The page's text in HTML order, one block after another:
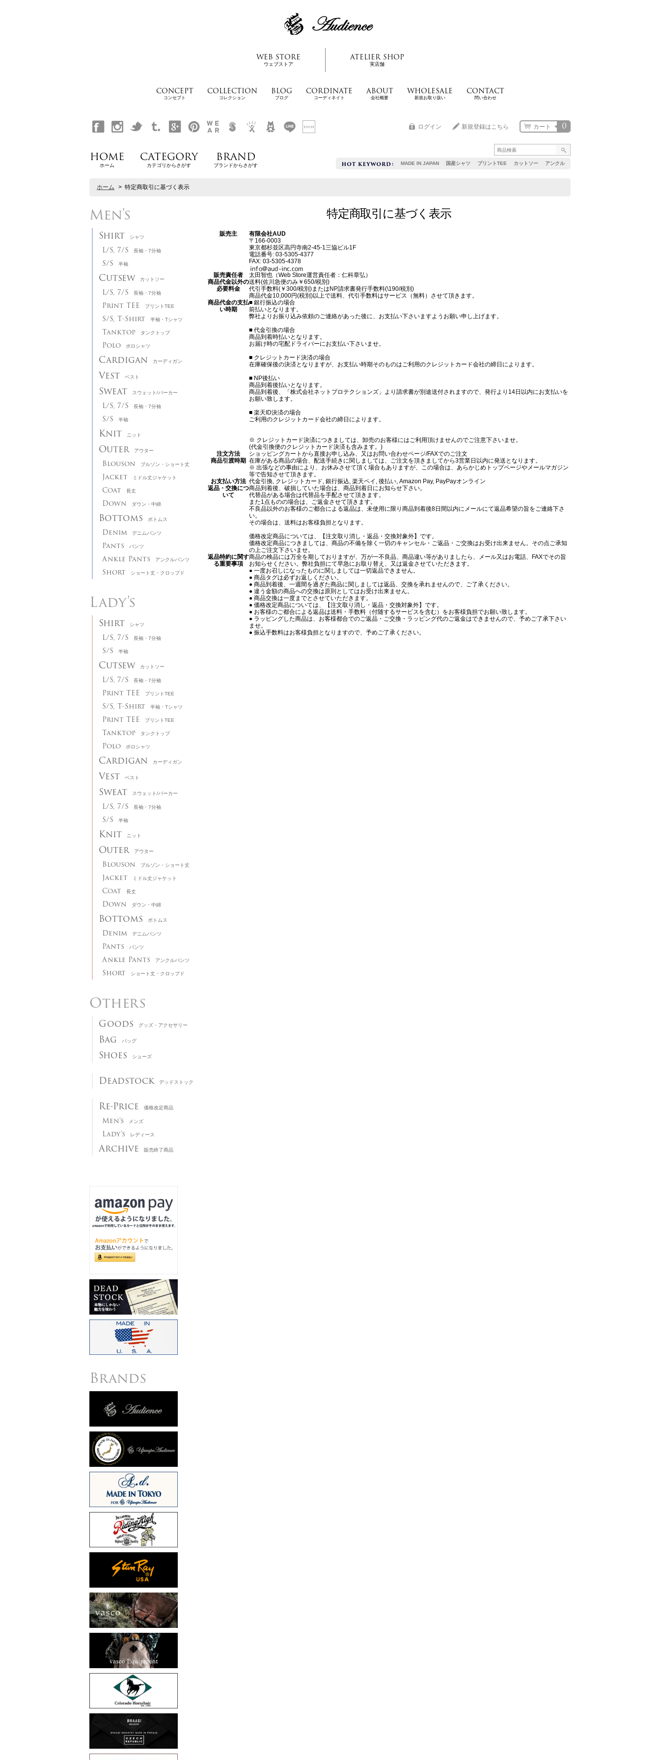
WEB STORE
ウェブストア
ATELIER SHOP
実店舗
CONCEPT
コンセプト
COLLECTION
コレクション
BLOG
ブログ
CORDINATE
コーディネイト
ABOUT
会社概要
WHOLESALE
新規お取り扱い
CONTACT
問い合わせ
MADE IN JAPAN 国産シャツ プリントTEE カットソー アンクル
0
カート
ログイン 新規登録はこちら
HOME
ホーム
CATEGORY
カテゴリからさがす
BRAND
ブランドからさがす
ホーム > 特定商取引に基づく表示
Men's
Shirt シャツ
L/S, 7/S 長袖・7分袖
S/S 半袖
Cutsew カットソー
L/S, 7/S 長袖・7分袖
Print TEE プリントTEE
S/S, T-Shirt 半袖・Tシャツ
Tanktop タンクトップ
Polo ポロシャツ
Cardigan カーディガン
Vest ベスト
Sweat スウェット/パーカー
L/S, 7/S 長袖・7分袖
S/S 半袖
Knit ニット
Outer アウター
Blouson ブルゾン・ショート丈
Jacket ミドル丈ジャケット
Coat 長丈
Down ダウン・中綿
Bottoms ボトムス
Denim デニムパンツ
Pants パンツ
Ankle Pants アンクルパンツ
Short ショート丈・クロップド
Lady's
Shirt シャツ
L/S, 7/S 長袖・7分袖
S/S 半袖
Cutsew カットソー
L/S, 7/S 長袖・7分袖
Print TEE プリントTEE
S/S, T-Shirt 半袖・Tシャツ
Print TEE プリントTEE
Tanktop タンクトップ
Polo ポロシャツ
Cardigan カーディガン
Vest ベスト
Sweat スウェット/パーカー
L/S, 7/S 長袖・7分袖
S/S 半袖
Knit ニット
Outer アウター
Blouson ブルゾン・ショート丈
Jacket ミドル丈ジャケット
Coat 長丈
Down ダウン・中綿
Bottoms ボトムス
Denim デニムパンツ
Pants パンツ
Ankle Pants アンクルパンツ
Short ショート丈・クロップド
Others
Goods グッズ・アクセサリー
Bag バッグ
Shoes シューズ
Deadstock デッドストック
Re-Price 価格改定商品
Men's メンズ
Lady's レディース
Archive 販売終了商品
Brands
特定商取引に基づく表示
販売主
有限会社AUD
〒166-0003
東京都杉並区高円寺南2-45-1三協ビル1F
電話番号: 03-5305-4377
FAX: 03-5305-4378
販売責任者
太田智也（Web Store運営責任者：仁科章弘）
商品代金以外の
必要料金
送料(佐川急便のみ￥650/税別)
代引手数料(￥300/税別)またはNP請求書発行手数料(\190/税別)
商品代金10,000円(税別)以上で送料、代引手数料はサービス（無料）させて頂きます。
商品代金の支払
い時期
■ 銀行振込の場合
前払いとなります。
弊社よりお振り込み依頼のご連絡があった後に、お支払い下さいますようお願い申し上げます。
■ 代金引換の場合
商品到着時払いとなります。
お届け時の宅配ドライバーにお支払い下さいませ。
■ クレジットカード決済の場合
在庫確保後の決済となりますが、お支払い時期そのものはご利用のクレジットカード会社の締日によります。
■ NP後払い
商品到着後払いとなります。
商品到着後、「株式会社ネットプロテクションズ」より請求書が別途送付されますので、発行より14日以内にお支払いを
お願い致します。
■ 楽天ID決済の場合
ご利用のクレジットカード会社の締日によります。
※ クレジットカード決済につきましては、卸売のお客様にはご利用頂けませんのでご注意下さいませ。
(代金引換便のクレジットカード決済も含みます。)
注文方法
ショッピングカートから直接お申し込み、又はお問い合わせページ/FAXでのご注文
商品引渡時期 在庫がある商品の場合、配送手続きに関しましては、ご注文を頂きましてから3営業日以内に発送となります。
※ 出張などの事由により、お休みさせて頂く場合もありますが、この場合は、あらかじめトップページやメールマガジン
等で告知させて頂きます。
お支払い方法 代金引換, クレジットカード, 銀行振込, 楽天ペイ, 後払い, Amazon Pay, PayPayオンライン
返品・交換につ
いて
商品到着後、破損していた場合は、商品到着日にお知らせ下さい。
代替品がある場合は代替品を手配させて頂きます。
また1点ものの場合は、ご返金させて頂きます。
不良品以外のお客様のご都合による返品は、未使用に限り商品到着後8日間以内にメールにて返品希望の旨をご連絡下さ
い。
その場合は、送料はお客様負担となります。
価格改定商品については、【注文取り消し・返品・交換対象外】です。
価格改定商品につきましては、商品の不備を除く一切のキャンセル・ご返品・ご交換はお受け出来ません。その点ご承知
の上ご注文下さいませ。
返品特約に関す
る重要事項
商品の検品には万全を期しておりますが、万が一不良品、商品違い等がありましたら、メール又はお電話、FAXでその旨
お知らせください。弊社負担にて早急にお取り替え、又は返金させていただきます。
● 一度お召しになったものに関しましては一切返品できません。
● 商品タグは必ずお返しください。
● 商品到着後、一週間を過ぎた商品に関しましては返品、交換を承れませんので、ご了承ください。
● 違う金額の商品への交換は原則としてはお受け出来ません。
● 商品交換は一度までとさせていただきます。
● 価格改定商品については、【注文取り消し・返品・交換対象外】です。
● お客様のご都合による返品は送料・手数料（付随するサービスを含む）をお客様負担でお願い致します。
● ラッピングした商品は、お客様都合でのご返品・ご交換・ラッピング代のご返金はできませんので、予めご了承下さい
ませ。
● 振込手数料はお客様負担となりますので、予めご了承ください。